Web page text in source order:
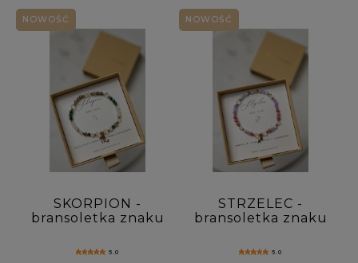
Rodzaj zapięcia: (wybierz)
Personalizacja: (wybierz)
Cena: (wybierz)
Nowość: (wybierz)
SKORPION -
bransoletka znaku
- malachit, kwarc
5.0
NOWOŚĆ
STRZELEC -
bransoletka znaku
- chalcedon,
5.0
NOWOŚĆ